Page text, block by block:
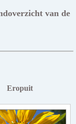
van de
Eropuit